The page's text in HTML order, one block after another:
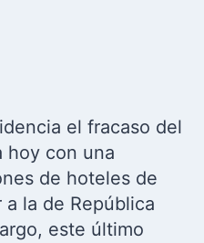
el fracaso del
hoy con una
de hoteles de
la de República
este último